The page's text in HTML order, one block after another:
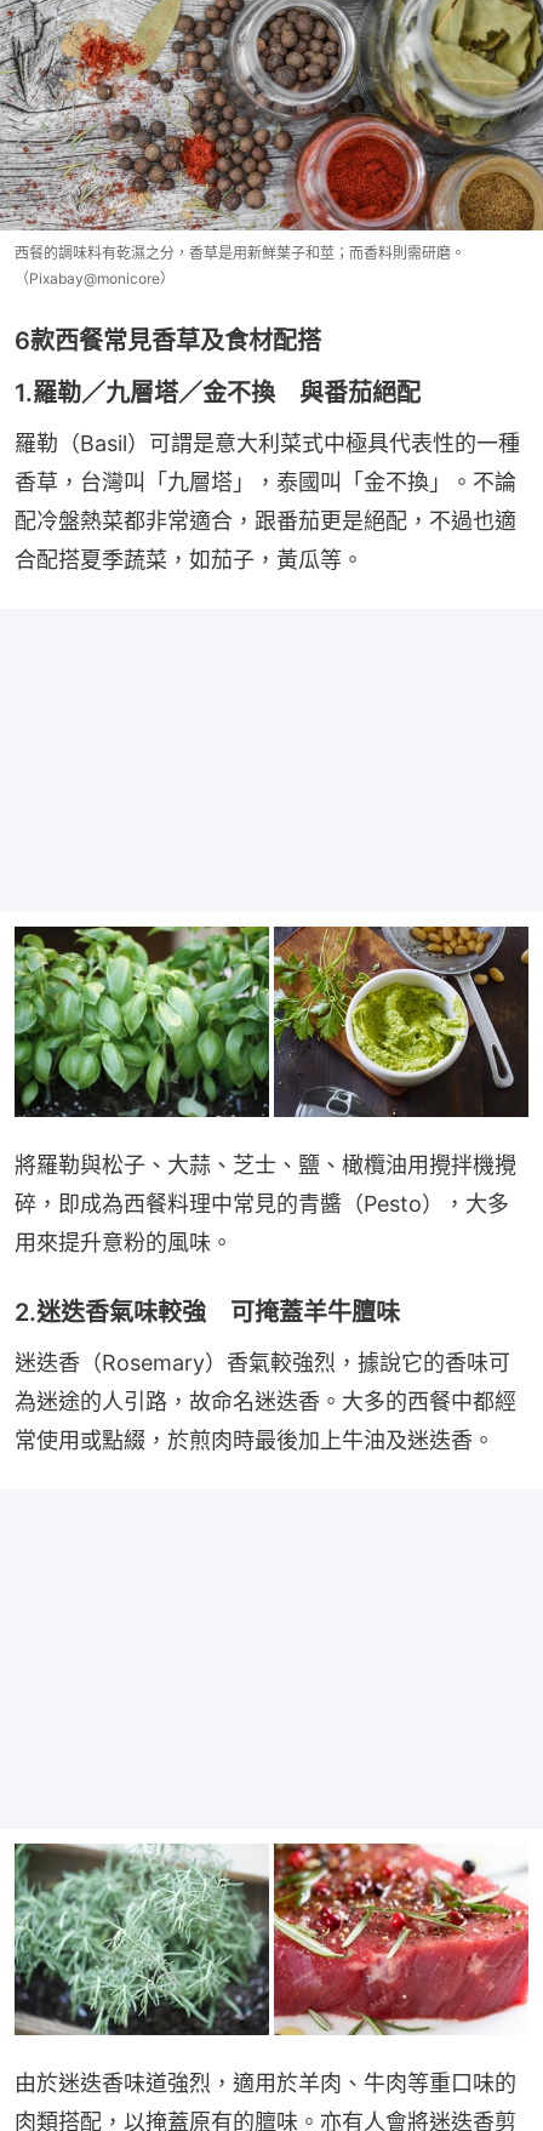
西餐的調味料有乾濕之分，香草是用新鮮葉子和莖；而香料則需研磨。
（Pixabay@monicore）
6款西餐常見香草及食材配搭
1.羅勒／九層塔／金不換 與番茄絕配
羅勒（Basil）可謂是意大利菜式中極具代表性的一種
香草，台灣叫「九層塔」，泰國叫「金不換」。不論
配冷盤熱菜都非常適合，跟番茄更是絕配，不過也適
合配搭夏季蔬菜，如茄子，黃瓜等。
將羅勒與松子、大蒜、芝士、鹽、橄欖油用攪拌機攪
碎，即成為西餐料理中常見的青醬（Pesto），大多
用來提升意粉的風味。
2.迷迭香氣味較強 可掩蓋羊牛膻味
迷迭香（Rosemary）香氣較強烈，據說它的香味可
為迷途的人引路，故命名迷迭香。大多的西餐中都經
常使用或點綴，於煎肉時最後加上牛油及迷迭香。
由於迷迭香味道強烈，適用於羊肉、牛肉等重口味的
肉類搭配，以掩蓋原有的膻味。亦有人會將迷迭香剪